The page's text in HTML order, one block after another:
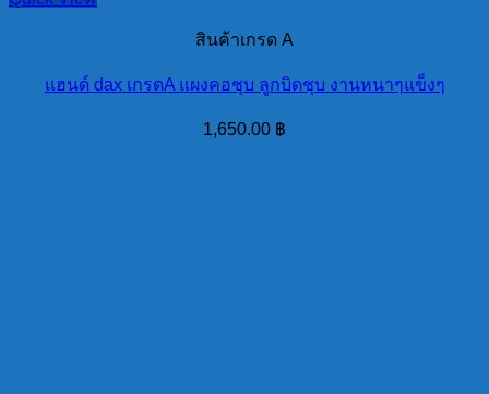
สินค้าเกรด A
แฮนด์ dax เกรดA แผงคอชุบ ลูกบิดชุบ งานหนาๆแข็งๆ
1,650.00 ฿